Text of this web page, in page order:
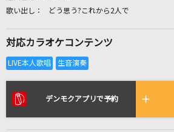
カラオケリクエスト
リアルタイムで歌われてい
やわらかな午後に遅い朝食を
どう思う?これから2人で
対応カラオケコンテンツ
デンモクアプリで予約